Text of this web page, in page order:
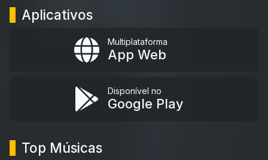
Aplicativos
Multiplataforma
App Web
Disponível no
Google Play
Top Músicas